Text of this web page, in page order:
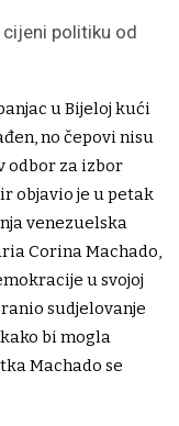
politiku od
u Bijeloj kući
no čepovi nisu
odbor za izbor
objavio je u petak
venezuelska
Corina Machado,
u svojoj
sudjelovanje
bi mogla
Machado se